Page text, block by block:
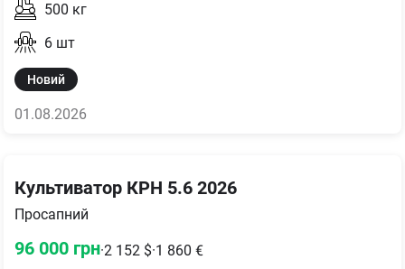
500 кг
6 шт
Новий
01.08.2026
Культиватор КРН 5.6 2026
Просапний
96 000 грн·2 152 $·1 860 €